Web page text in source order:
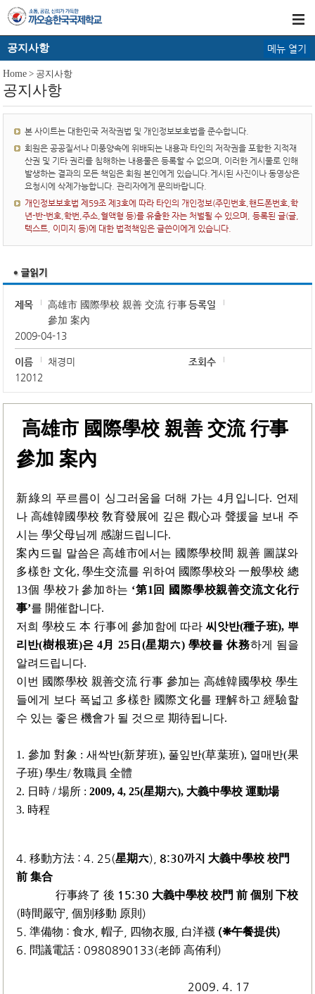
공지사항 메뉴 열기
Home > 공지사항
공지사항
본 사이트는 대한민국 저작권법 및 개인정보보호법을 준수합니다.
회원은 공공질서나 미풍양속에 위배되는 내용과 타인의 저작권을 포함한 지적재
산권 및 기타 권리를 침해하는 내용물은 등록할 수 없으며, 이러한 게시물로 인해
발생하는 결과의 모든 책임은 회원 본인에게 있습니다.게시된 사진이나 동영상은
요청시에 삭제가능합니다. 관리자에게 문의바랍니다.
개인정보보호법 제59조 제3호에 따라 타인의 개인정보(주민번호,핸드폰번호,학
년-반-번호,학번,주소,혈액형 등)를 유출한 자는 처벌될 수 있으며, 등록된 글(글,
텍스트, 이미지 등)에 대한 법적책임은 글쓴이에게 있습니다.
제목
高雄市 國際學校 親善 交流 行事
參加 案內
등록일
2009-04-13
이름 채경미
조회수
12012
高雄市 國際學校 親善 交流 行事
參加 案內
新綠의 푸르름이 싱그러움을 더해 가는 4月입니다. 언제
나 高雄韓國學校 敎育發展에 깊은 觀心과 聲援을 보내 주
시는 學父母님께 感謝드립니다.
案內드릴 말씀은 高雄市에서는 國際學校間 親善 圖謀와
多樣한 文化, 學生交流를 위 하여 國際學校와 一般學校 總
13個 學校가 參加하는 ‘第1回 國際學校親善交流文化行
事’를 開催합니다.
저희 學校도 本 行事에 參加함에 따라 씨앗반(種子班), 뿌
리반(樹根班)은 4月 25日(星期六) 學校를 休務하게 됨을
알려드립니다.
이번 國際學校 親善交流 行事 參加는 高雄韓國學校 學生
들에게 보다 폭넓고 多樣한 國際文化를 理解하고 經驗할
수 있는 좋은 機會가 될 것으로 期待됩니다.
1. 參加 對象 : 새싹반(新芽班), 풀잎반(草葉班), 열매반(果
子班) 學生/ 敎職員 全體
2. 日時 / 場所 :2009, 4, 25(星期六), 大義中學校 運動場
3. 時程
4. 移動方法 : 4. 25(星期六),8:30까지 大義中學校 校門
前 集合
行事終了 後 15:30 大義中學校 校門 前 個別 下校
(時間嚴守, 個別移動 原則)
5. 準備物 : 食水, 帽子, 四物衣服, 白洋襪 (❋午餐提供)
6. 問議電話 : 0980890133(老師 高侑利)
2009. 4. 17